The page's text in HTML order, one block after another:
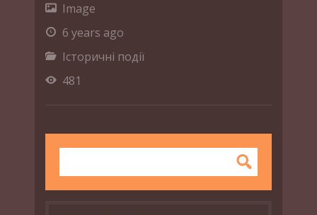
Image
6 years ago
Історичні події
481